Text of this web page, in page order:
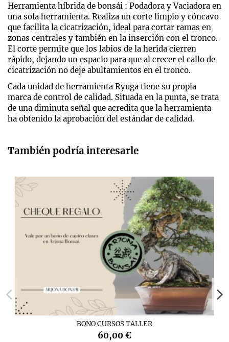
Herramienta híbrida de bonsái : Podadora y Vaciadora en
una sola herramienta. Realiza un corte limpio y cóncavo
que facilita la cicatrización, ideal para cortar ramas en
zonas centrales y también en la inserción con el tronco.
El corte permite que los labios de la herida cierren
rápido, dejando un espacio para que al crecer el callo de
cicatrización no deje abultamientos en el tronco.
Cada unidad de herramienta Ryuga tiene su propia
marca de control de calidad. Situada en la punta, se trata
de una diminuta señal que acredita que la herramienta
ha obtenido la aprobación del estándar de calidad.
También podría interesarle
BONO CURSOS TALLER
60,00 €